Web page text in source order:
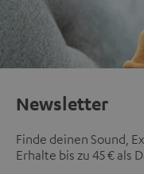
Newsletter
Finde deinen Sound,
Erhalte bis zu 45 € als